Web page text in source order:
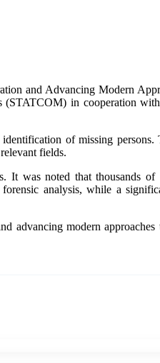
and Advancing Modern
(STATCOM) in cooperation
of missing persons.
fields.
It was noted that thousands
analysis, while a
advancing modern